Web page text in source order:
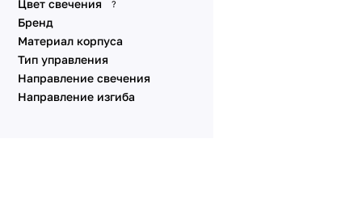
Цвет свечения
?
Бренд
Материал корпуса
Тип управления
Направление свечения
Направление изгиба